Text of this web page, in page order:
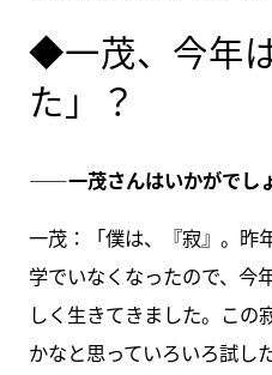
◆一茂、今年
た」？
――一茂さんはいかがでし
一茂：「僕は、『寂』。昨
学でいなくなったので、今
しく生きてきました。この
かなと思っていろいろ試し